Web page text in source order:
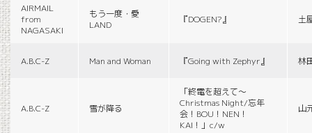
AIRMAIL
from
NAGASAKI
もう一度・愛
LAND
『DOGEN?』 土
A.B.C-Z Man and Woman 『Going with Zephyr』 林
A.B.C-Z 雪が降る
「終電を超えて～
Christmas Night/忘年
会！BOU！NEN！
KAI！」c/w
山